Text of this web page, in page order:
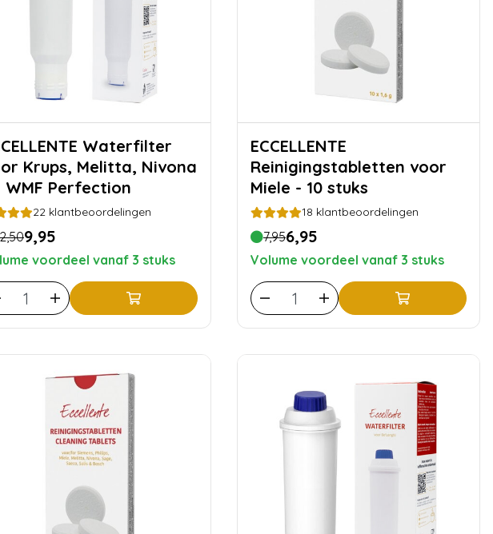
Waterfilter
Krups, Melitta, Nivona
WMF Perfection
22 klantbeoordelingen
9,95
voordeel vanaf 3 stuks
ECCELLENTE
Reinigingstabletten voor
Miele - 10 stuks
18 klantbeoordelingen
7,956,95
Volume voordeel vanaf 3 stuks